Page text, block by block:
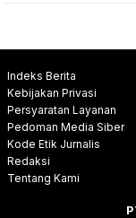
Indeks Berita
Kebijakan Privasi
Persyaratan Layanan
Pedoman Media Siber
Kode Etik Jurnalis
Redaksi
Tentang Kami